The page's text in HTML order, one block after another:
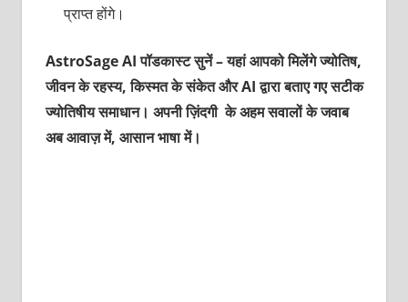
प्राप्त होंगे।
AstroSage AI पॉडकास्ट सुनें – यहां आपको मिलेंगे ज्योतिष,
जीवन के रहस्य, किस्मत के संकेत और AI द्वारा बताए गए सटीक
ज्योतिषीय समाधान। अपनी ज़िंदगी के अहम सवालों के जवाब
अब आवाज़ में, आसान भाषा में।